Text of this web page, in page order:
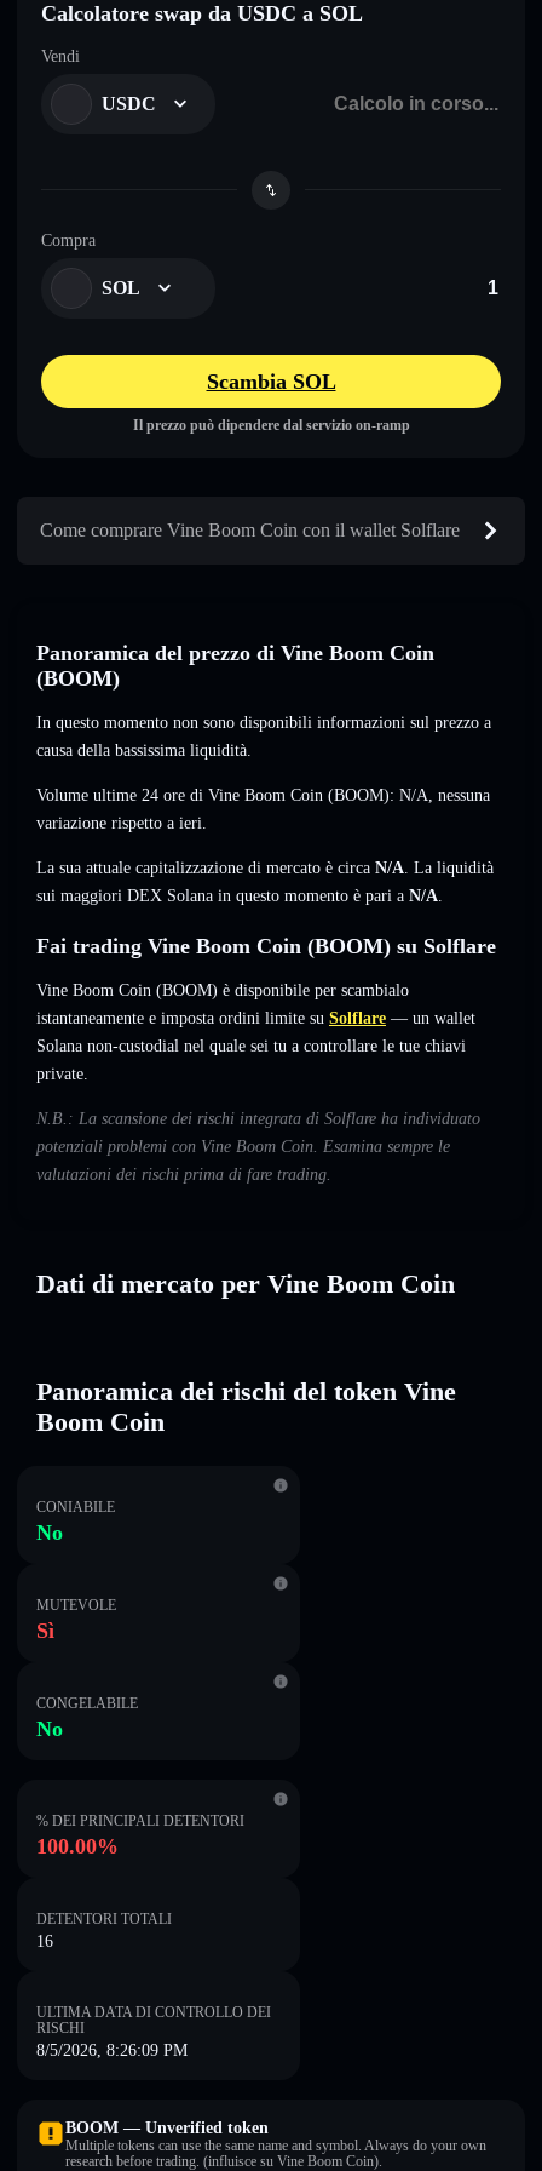
Calcolatore swap da USDC a SOL
Vendi
USDC
Compra
SOL
Scambia SOL
Il prezzo può dipendere dal servizio on-ramp
Come comprare Vine Boom Coin con il wallet Solflare
Panoramica del prezzo di Vine Boom Coin
(BOOM)
In questo momento non sono disponibili informazioni sul prezzo a
causa della bassissima liquidità.
Volume ultime 24 ore di Vine Boom Coin (BOOM): N/A, nessuna
variazione rispetto a ieri.
La sua attuale capitalizzazione di mercato è circa N/A. La liquidità
sui maggiori DEX Solana in questo momento è pari a N/A.
Fai trading Vine Boom Coin (BOOM) su Solflare
Vine Boom Coin (BOOM) è disponibile per scambialo
istantaneamente e imposta ordini limite su Solflare — un wallet
Solana non-custodial nel quale sei tu a controllare le tue chiavi
private.
N.B.: La scansione dei rischi integrata di Solflare ha individuato
potenziali problemi con Vine Boom Coin. Esamina sempre le
valutazioni dei rischi prima di fare trading.
Dati di mercato per Vine Boom Coin
Panoramica dei rischi del token Vine
Boom Coin
CONIABILE
No
MUTEVOLE
Sì
CONGELABILE
No
% DEI PRINCIPALI DETENTORI
100.00%
DETENTORI TOTALI
16
ULTIMA DATA DI CONTROLLO DEI
RISCHI
8/5/2026, 8:26:09 PM
BOOM — Unverified token
Multiple tokens can use the same name and symbol. Always do your own
research before trading. (influisce su Vine Boom Coin).